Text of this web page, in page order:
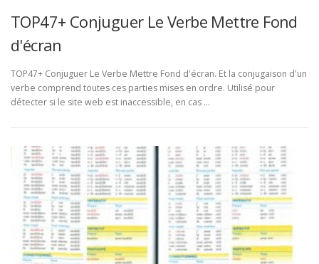
TOP47+ Conjuguer Le Verbe Mettre Fond
d'écran
TOP47+ Conjuguer Le Verbe Mettre Fond d'écran. Et la conjugaison d'un
verbe comprend toutes ces parties mises en ordre. Utilisé pour
détecter si le site web est inaccessible, en cas …